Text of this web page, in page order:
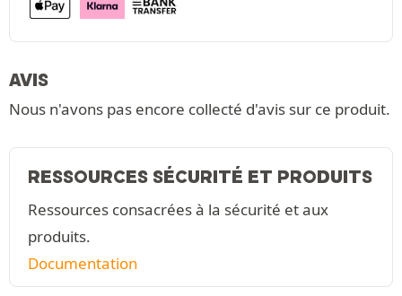
AVIS
Nous n'avons pas encore collecté d'avis sur ce produit.
RESSOURCES SÉCURITÉ ET PRODUITS
Ressources consacrées à la sécurité et aux
produits.
Documentation